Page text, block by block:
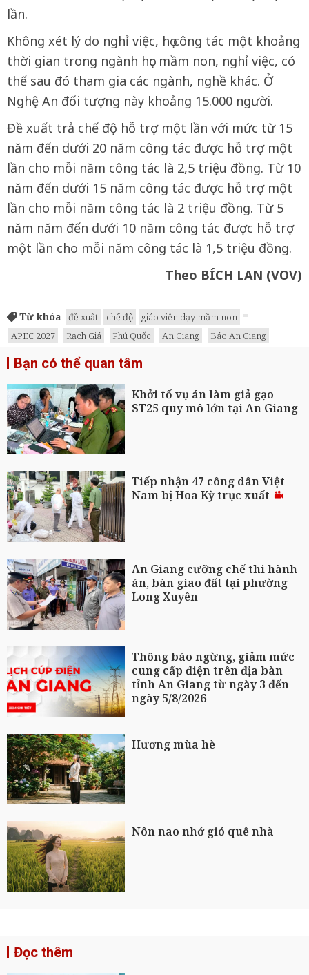
lần.
Không xét lý do nghỉ việc, họ công tác một khoảng
thời gian trong ngành học mầm non, nghỉ việc, có
thể sau đó tham gia các ngành, nghề khác. Ở
Nghệ An đối tượng này khoảng 15.000 người.
Đề xuất trả chế độ hỗ trợ một lần với mức từ 15
năm đến dưới 20 năm công tác được hỗ trợ một
lần cho mỗi năm công tác là 2,5 triệu đồng. Từ 10
năm đến dưới 15 năm công tác được hỗ trợ một
lần cho mỗi năm công tác là 2 triệu đồng. Từ 5
năm năm đến dưới 10 năm công tác được hỗ trợ
một lần cho mỗi năm công tác là 1,5 triệu đồng.
Theo BÍCH LAN (VOV)
Từ khóa đề xuất chế độ
giáo viên dạy mầm non
APEC 2027
Rạch Giá Phú Quốc An Giang Báo An Giang
Bạn có thể quan tâm
Khởi tố vụ án làm giả gạo
ST25 quy mô lớn tại An Giang
Tiếp nhận 47 công dân Việt
Nam bị Hoa Kỳ trục xuất
An Giang cưỡng chế thi hành
án, bàn giao đất tại phường
Long Xuyên
Thông báo ngừng, giảm mức
cung cấp điện trên địa bàn
tỉnh An Giang từ ngày 3 đến
ngày 5/8/2026
Hương mùa hè
Nôn nao nhớ gió quê nhà
Đọc thêm